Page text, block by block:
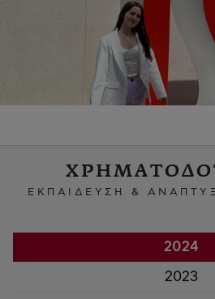
ΕΚΠΑΙΔΕΥΣΗ &
2024
2023